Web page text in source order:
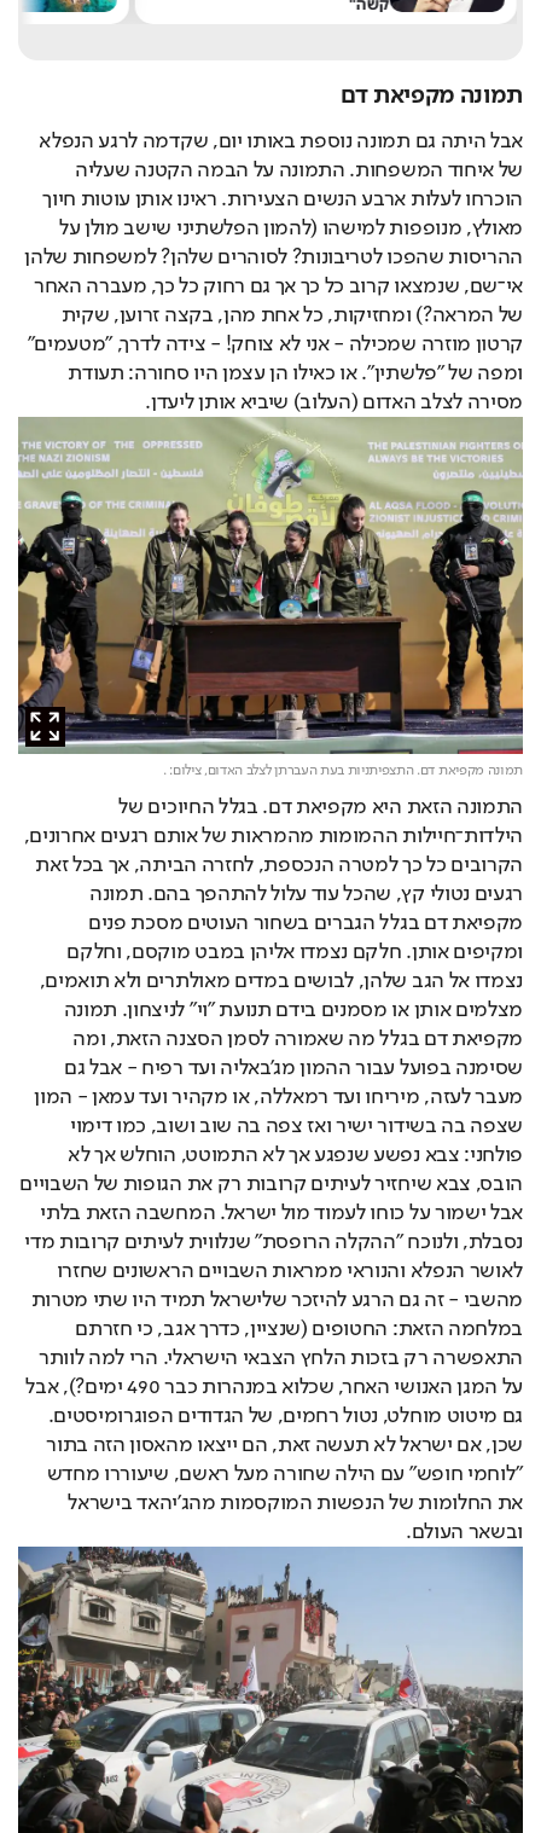
תמונה מקפיאת דם
אבל היתה גם תמונה נוספת באותו יום, שקדמה לרגע הנפלא
של איחוד המשפחות. התמונה על הבמה הקטנה שעליה
הוכרחו לעלות ארבע הנשים הצעירות. ראינו אותן עוטות חיוך
מאולץ, מנופפות למישהו (להמון הפלשתיני שישב מולן על
ההריסות שהפכו לטריבונות? לסוהרים שלהן? למשפחות שלהן
אי־שם, שנמצאו קרוב כל כך אך גם רחוק כל כך, מעברה האחר
של המראה?) ומחזיקות, כל אחת מהן, בקצה זרוען, שקית
קרטון מוזרה שמכילה - אני לא צוחק! - צידה לדרך, "מטעמים"
ומפה של "פלשתין". או כאילו הן עצמן היו סחורה: תעודת
מסירה לצלב האדום (העלוב) שיביא אותן ליעדן.
תמונה מקפיאת דם. התצפיתניות בעת העברתן לצלב האדום,צילום: .
התמונה הזאת היא מקפיאת דם. בגלל החיוכים של
הילדות־חיילות ההמומות מהמראות של אותם רגעים אחרונים,
הקרובים כל כך למטרה הנכספת, לחזרה הביתה, אך בכל זאת
רגעים נטולי קץ, שהכל עוד עלול להתהפך בהם. תמונה
מקפיאת דם בגלל הגברים בשחור העוטים מסכת פנים
ומקיפים אותן. חלקם נצמדו אליהן במבט מוקסם, וחלקם
נצמדו אל הגב שלהן, לבושים במדים מאולתרים ולא תואמים,
מצלמים אותן או מסמנים בידם תנועת "וי" לניצחון. תמונה
מקפיאת דם בגלל מה שאמורה לסמן הסצנה הזאת, ומה
שסימנה בפועל עבור ההמון מג'באליה ועד רפיח - אבל גם
מעבר לעזה, מיריחו ועד רמאללה, או מקהיר ועד עמאן - המון
שצפה בה בשידור ישיר ואז צפה בה שוב ושוב, כמו דימוי
פולחני: צבא נפשע שנפגע אך לא התמוטט, הוחלש אך לא
הובס, צבא שיחזיר לעיתים קרובות רק את הגופות של השבויים
אבל ישמור על כוחו לעמוד מול ישראל. המחשבה הזאת בלתי
נסבלת, ולנוכח "ההקלה הרופסת" שנלווית לעיתים קרובות מדי
לאושר הנפלא והנוראי ממראות השבויים הראשונים שחזרו
מהשבי - זה גם הרגע להיזכר שלישראל תמיד היו שתי מטרות
במלחמה הזאת: החטופים (שנציין, כדרך אגב, כי חזרתם
התאפשרה רק בזכות הלחץ הצבאי הישראלי. הרי למה לוותר
על המגן האנושי האחר, שכלוא במנהרות כבר 490 ימים?), אבל
גם מיטוט מוחלט, נטול רחמים, של הגדודים הפוגרומיסטים.
שכן, אם ישראל לא תעשה זאת, הם ייצאו מהאסון הזה בתור
"לוחמי חופש" עם הילה שחורה מעל ראשם, שיעוררו מחדש
את החלומות של הנפשות המוקסמות מהג'יהאד בישראל
ובשאר העולם.